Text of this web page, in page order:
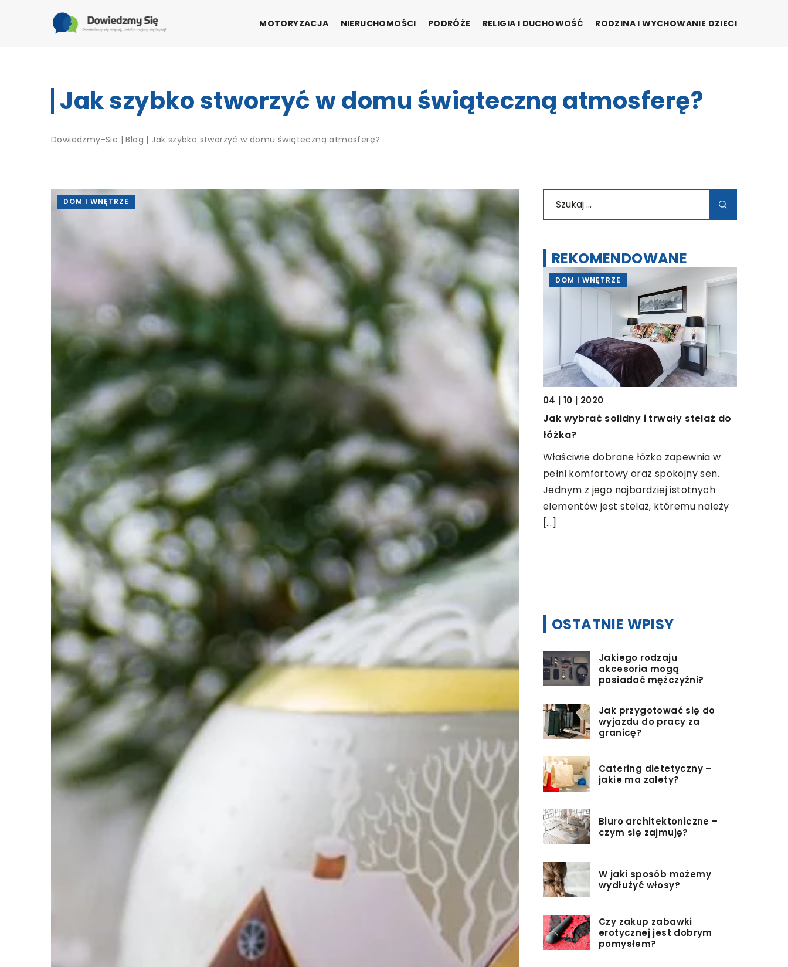
MOTORYZACJA NIERUCHOMOŚCI PODRÓŻE RELIGIA I DUCHOWOŚĆ RODZINA I WYCHOWANIE DZIECI
Jak szybko stworzyć w domu świąteczną atmosferę?
Dowiedzmy-Sie |Blog | Jak szybko stworzyć w domu świąteczną atmosferę?
DOM I WNĘTRZE
REKOMENDOWANE
MOTO & TECH
05 | 09 | 2022
Co to jest system dysz? Wyjaśnienie
terminu
System dyszowy to rodzaj głowicy
zraszającej, która wykorzystuje ciśnienie
do rozpylania wody. Posiada on dyszę
wykonaną z metalu lub tworzywa […]
LAJFSTAJL
23 | 11 | 2018
Sposoby dotarcia do nowych klientów
W dzisiejszych czasach każda firma
poszukuje nowych sposobów dotarcia
do klientów. Era tylko i wyłącznie
billboardów, czy stoisk sklepowych już
[…]
DOM I WNĘTRZE
04 | 10 | 2020
Jak wybrać solidny i trwały stelaż do
łóżka?
Właściwie dobrane łóżko zapewnia w
pełni komfortowy oraz spokojny sen.
Jednym z jego najbardziej istotnych
elementów jest stelaż, któremu należy
[…]
OSTATNIE WPISY
Jakiego rodzaju
akcesoria mogą
posiadać mężczyźni?
Jak przygotować się do
wyjazdu do pracy za
granicę?
Catering dietetyczny –
jakie ma zalety?
Biuro architektoniczne –
czym się zajmuję?
W jaki sposób możemy
wydłużyć włosy?
Czy zakup zabawki
erotycznej jest dobrym
pomysłem?